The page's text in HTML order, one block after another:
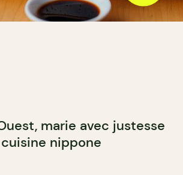
marie avec justesse
nippone